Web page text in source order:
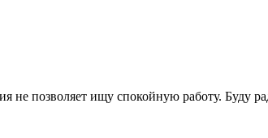
не позволяет ищу спокойную работу. Буду